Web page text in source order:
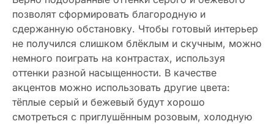
позволят сформировать благородную и
сдержанную обстановку. Чтобы готовый интерьер
не получился слишком блёклым и скучным, можно
немного поиграть на контрастах, используя
оттенки разной насыщенности. В качестве
акцентов можно использовать другие цвета:
тёплые серый и бежевый будут хорошо
смотреться с приглушённым розовым, холодную